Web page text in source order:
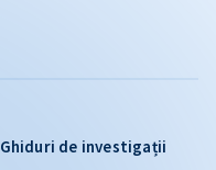
Ghiduri de investigații